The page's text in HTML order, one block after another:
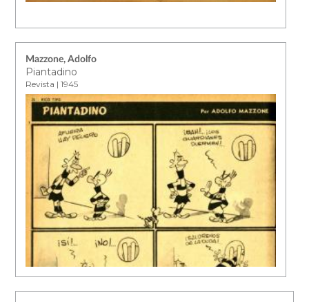
Mazzone, Adolfo
Piantadino
Revista | 1945